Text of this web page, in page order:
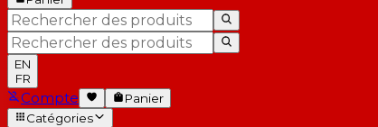
EN
FR
Compte
Panier
Catégories